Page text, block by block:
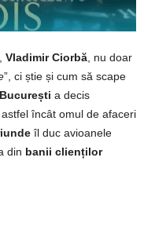
Vladimir Ciorbă , nu doar
”, ci știe și cum să scape
a decis
încât omul de afaceri
îl duc avioanele
din banii clienților